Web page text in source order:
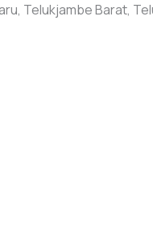
Telukjambe Barat,